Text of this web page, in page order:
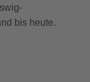
bis heute.